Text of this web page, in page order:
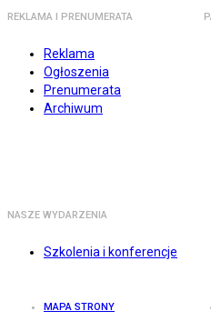
REKLAMA I PRENUMERATA
Reklama
Ogłoszenia
Prenumerata
Archiwum
NASZE WYDARZENIA
Szkolenia i konferencje
MAPA STRONY